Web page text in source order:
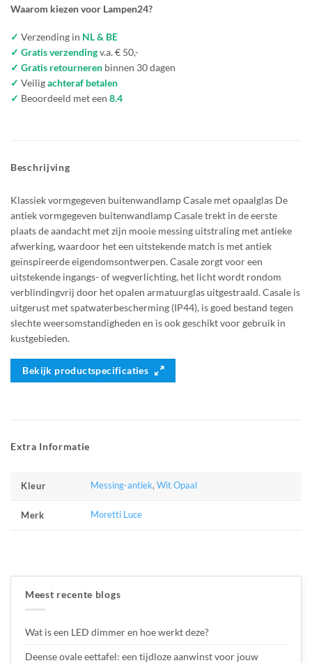
Waarom kiezen voor Lampen24?
✓ Verzending in NL & BE
✓ Gratis verzendingv.a. € 50,-
✓ Gratis retourneren binnen 30 dagen
✓ Veiligachteraf betalen
✓ Beoordeeld met een 8.4
Beschrijving
Klassiek vormgegeven buitenwandlamp Casale met opaalglas De
antiek vormgegeven buitenwandlamp Casale trekt in de eerste
plaats de aandacht met zijn mooie messing uitstraling met antieke
afwerking, waardoor het een uitstekende match is met antiek
geïnspireerde eigendomsontwerpen. Casale zorgt voor een
uitstekende ingangs- of wegverlichting, het licht wordt rondom
verblindingvrij door het opalen armatuurglas uitgestraald. Casale is
uitgerust met spatwaterbescherming (IP44), is goed bestand tegen
slechte weersomstandigheden en is ook geschikt voor gebruik in
kustgebieden.
Bekijk productspecificaties
Extra Informatie
Kleur Messing-antiek,Wit Opaal
Merk Moretti Luce
Meest recente blogs
Wat is een LED dimmer en hoe werkt deze?
Deense ovale eettafel: een tijdloze aanwinst voor jouw